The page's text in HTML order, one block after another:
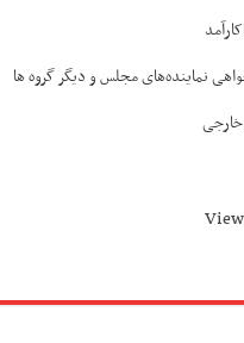
نماینده‌های مجلس و دیگر گروه ها
خارجی